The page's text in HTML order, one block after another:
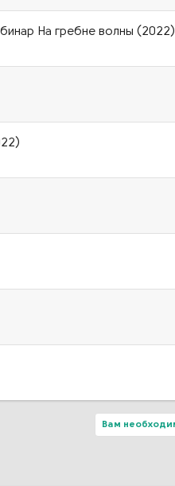
На гребне волны (2022)
Вам